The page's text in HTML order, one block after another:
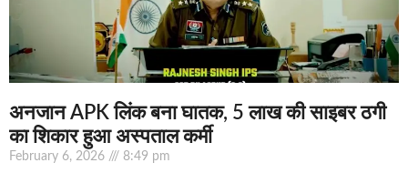
अनजान APK लिंक बना घातक, 5 लाख की साइबर ठगी
का शिकार हुआ अस्पताल कर्मी
February 6, 2026 8:49 pm